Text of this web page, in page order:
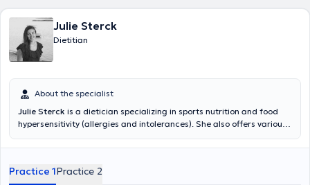
Julie Sterck
Dietitian
About the specialist
Julie Sterck is a dietician specializing in sports nutrition and food
hypersensitivity (allergies and intolerances). She also offers various
accompany you towards a healthy lifestyle, without frustration and
Practice 1Practice 2